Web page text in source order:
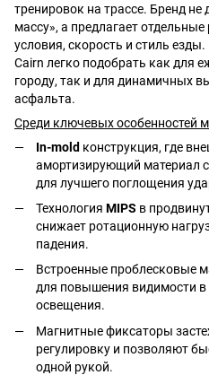
тренировок на трассе. Бренд
массу», а предлагает
условия, скорость и стиль
Cairn легко подобрать как для
городу, так и для динамичных
асфальта.
Среди ключевых особенностей
In-mold конструкция, где
амортизирующий материал
для лучшего поглощения
Технология MIPS в
снижает ротационную
падения.
Встроенные проблесковые
для повышения видимости в
освещения.
Магнитные фиксаторы
регулировку и позволяют
одной рукой.